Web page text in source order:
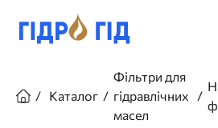
основного
навіґації
Каталог
Фільтри для
гідравлічних
масел